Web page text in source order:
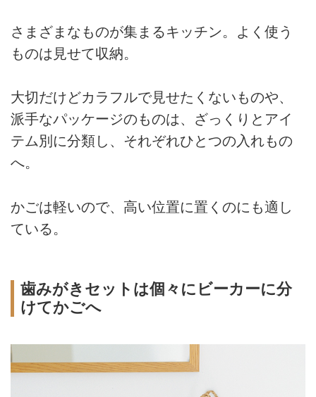
さまざまなものが集まるキッチン。よく使う
ものは見せて収納。
大切だけどカラフルで見せたくないものや、
派手なパッケージのものは、ざっくりとアイ
テム別に分類し、それぞれひとつの入れもの
へ。
かごは軽いので、高い位置に置くのにも適し
ている。
歯みがきセットは個々にビーカーに分
けてかごへ